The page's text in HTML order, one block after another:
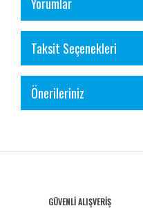
Taksit Seçenekleri
Önerileriniz
GÜVENLİ ALIŞVERİŞ